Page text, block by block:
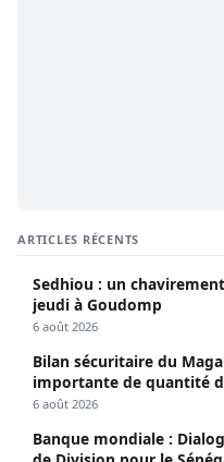
ARTICLES RÉCENTS
Sedhiou : un
jeudi à Goudomp
6 août 2026
Bilan sécuritaire du
importante de quantité
6 août 2026
Banque mondiale :